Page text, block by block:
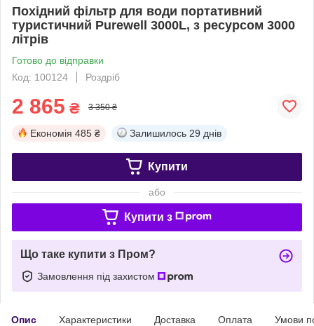
Похідний фільтр для води портативний
туристичний Purewell 3000L, з ресурсом 3000
літрів
Готово до відправки
Код: 100124
Роздріб
2 865 ₴ 3 350 ₴
Економія 485 ₴ Залишилось 29 днів
Купити
або
Купити з
Що таке купити з Пром?
Замовлення під захистом
Опис Характеристики Доставка Оплата Умови